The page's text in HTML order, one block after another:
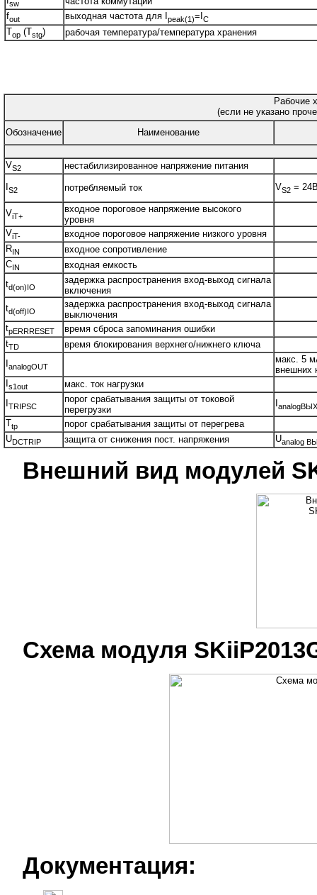
sw
fout выходная частота для I peak(1)=I C
Top (Tstg) рабочая температура/температура хранения
Рабочие
(если не указано
Обозначение
Наименование
VS2
нестабилизированное напряжение питания
S2 потребляемый ток VS2 =
ViT+
входное пороговое напряжение высокого
уровня
ViT-
входное пороговое напряжение низкого уровня
RIN
входное сопротивление
CIN
входная емкость
td(on)IO
задержка распространения вход-выход сигнала
включения
td(off)IO
задержка распространения вход-выход сигнала
выключения
tpERRRESET
время сброса запоминания ошибки
tTD
время блокирования верхнего/нижнего ключа
analogOUT
макс. 5
внешних
s1out
макс. ток нагрузки
TRIPSC
порог срабатывания защиты от токовой
перегрузки
Ttp
порог срабатывания защиты от перегрева
UDCTRIP защита от снижения пост. напряжения Uanalog
Внешний вид модулей
Схема модуля
Документация: